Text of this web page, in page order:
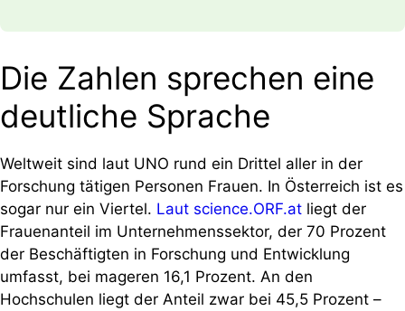
Die Zahlen sprechen eine
deutliche Sprache
Weltweit sind laut UNO rund ein Drittel aller in der
Forschung tätigen Personen Frauen. In Österreich ist es
sogar nur ein Viertel. Laut science.ORF.at liegt der
Frauenanteil im Unternehmenssektor, der 70 Prozent
der Beschäftigten in Forschung und Entwicklung
umfasst, bei mageren 16,1 Prozent. An den
Hochschulen liegt der Anteil zwar bei 45,5 Prozent –